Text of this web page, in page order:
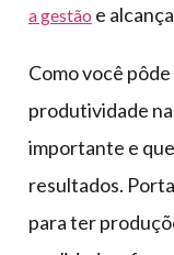
a gestão e
Como você
produtividade
importante e
resultados.
para ter